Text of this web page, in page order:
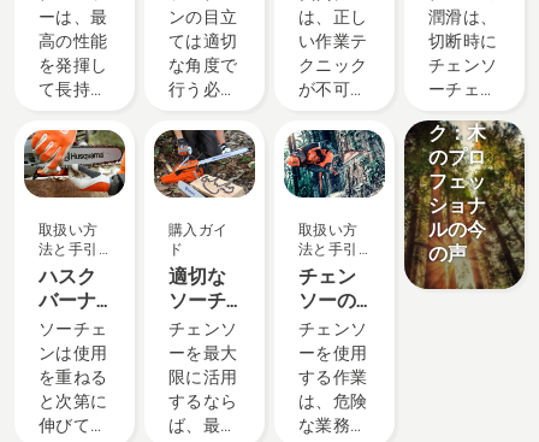
お手入
れ
ーは、最
高の性能
を発揮し
て長持ち
めに、定
期的に整
備する必
ます。こ
ちらのガ
イドで
は、自分
自身でで
きるお手
入れにつ
いて説明
します。
取扱い方
法と手引
き
ハスク
バーナ
チェン
ソーの
チェン
の張り
方
ソーチェ
ンは使用
を重ねる
と次第に
伸びて行
製品とイ
ノベーシ
りと目
立て用
機器に
関する
項
ンの目立
ては適切
な角度で
行う必要
す。正し
い角度に
するに
てガイド
を使用す
るのが最
良の方法
です。
購入ガイ
ド
適切な
ソーチ
ェンの
選び
方：ヒ
ント
チェンソ
ーを最大
限に活用
するなら
ば、最適
は、正し
い作業テ
クニック
が不可欠
全な作業
環境を確
保するだ
く、作業
効果を高
めること
が重要と
なりま
す。
取扱い方
法と手引
き
チェン
ソーの
安全要
件
チェンソ
ーを使用
する作業
は、危険
な業務と
の潤滑
の確認
方法
潤滑は、
切断時に
チェンソ
ーチェン
防止し、
バーとの
摩擦をな
くすため
に重要で
す。これ
により、
とヒント
ハスク
バーナ
ツリー
ク：木
のプロ
フェッ
ショナ
ルの今
の声